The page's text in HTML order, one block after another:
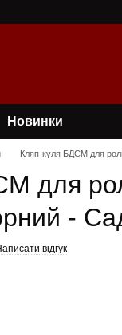
Новинки
Кляп-куля БДСМ для
для
-
відгук